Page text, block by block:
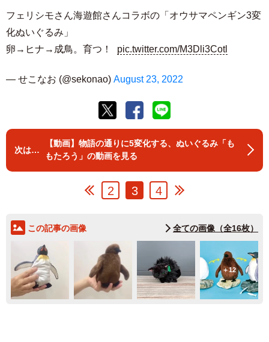
フェリシモさん海遊館さんコラボの「オウサマペンギン3変
化ぬいぐるみ」
卵→ヒナ→成鳥。育つ！
pic.twitter.com/M3Dli3Cotl
— せこなお (@sekonao) August 23, 2022
【動画】物語の通りに5変化する、ぬいぐるみ「も
もたろう」の動画を見る
2 3 4
この記事の画像 全ての画像（全16枚）
12